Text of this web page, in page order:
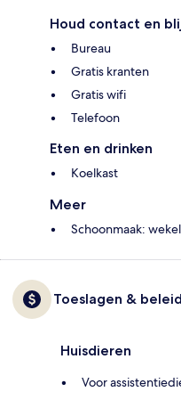
Houd contact en
Bureau
Gratis kranten
Gratis wifi
Telefoon
Eten en drinken
Koelkast
Meer
Schoonmaak:
Toeslagen & beleid
Huisdieren
Voor